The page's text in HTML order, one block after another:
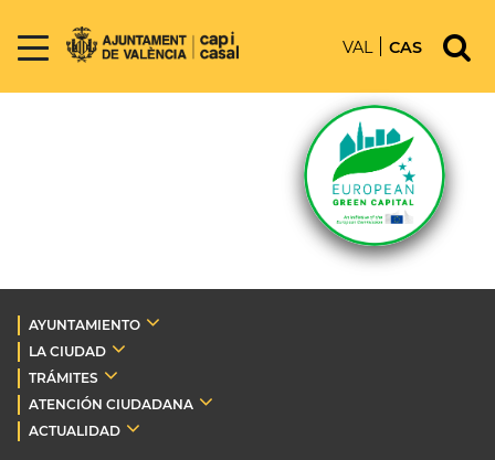
VAL CAS
AYUNTAMIENTO
LA CIUDAD
TRÁMITES
ATENCIÓN CIUDADANA
ACTUALIDAD